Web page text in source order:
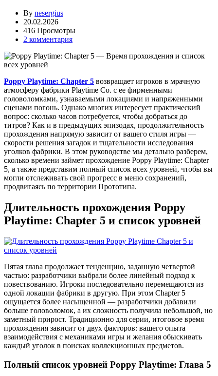
By nesergius
20.02.2026
416 Просмотры
2 комментария
Poppy Playtime: Chapter 5 возвращает игроков в мрачную
атмосферу фабрики Playtime Co. с ее фирменными
головоломками, узнаваемыми локациями и напряженными
сценами погонь. Однако многих интересует практический
вопрос: сколько часов потребуется, чтобы добраться до
титров? Как и в предыдущих эпизодах, продолжительность
прохождения напрямую зависит от вашего стиля игры —
скорости решения загадок и тщательности исследования
уголков фабрики. В этом руководстве мы детально разберем,
сколько времени займет прохождение Poppy Playtime: Chapter
5, а также представим полный список всех уровней, чтобы вы
могли отслеживать свой прогресс в меню сохранений,
продвигаясь по территории Прототипа.
Длительность прохождения Poppy
Playtime: Chapter 5 и список уровней
Пятая глава продолжает тенденцию, заданную четвертой
частью: разработчики выбрали более линейный подход к
повествованию. Игроки последовательно перемещаются из
одной локации фабрики в другую. При этом Chapter 5
ощущается более насыщенной — разработчики добавили
больше головоломок, а их сложность получила небольшой, но
заметный прирост. Традиционно для серии, итоговое время
прохождения зависит от двух факторов: вашего опыта
взаимодействия с механиками игры и желания обыскивать
каждый уголок в поисках коллекционных предметов.
Полный список уровней Poppy Playtime: Глава 5